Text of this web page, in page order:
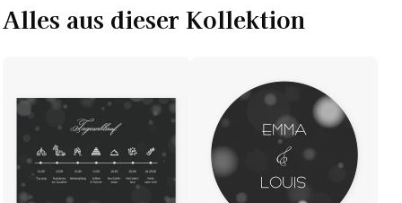
Alles aus dieser Kollektion